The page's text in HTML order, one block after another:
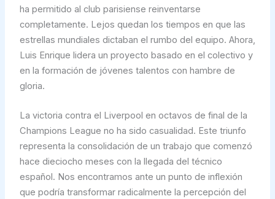
ha permitido al club parisiense reinventarse
completamente. Lejos quedan los tiempos en que las
estrellas mundiales dictaban el rumbo del equipo. Ahora,
Luis Enrique lidera un proyecto basado en el colectivo y
en la formación de jóvenes talentos con hambre de
gloria.
La victoria contra el Liverpool en octavos de final de la
Champions League no ha sido casualidad. Este triunfo
representa la consolidación de un trabajo que comenzó
hace dieciocho meses con la llegada del técnico
español. Nos encontramos ante un punto de inflexión
que podría transformar radicalmente la percepción del